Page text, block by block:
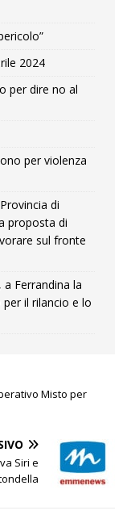
2024
per dire no al
per violenza
di
proposta di
sul fronte
Ferrandina la
il rilancio e lo
Misto per
Siri e